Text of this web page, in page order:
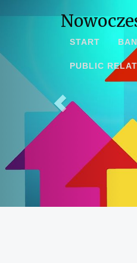
START
PUBLIC